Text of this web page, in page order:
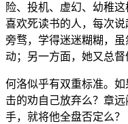
险、投机、虚幻、幼稚
喜欢死读书的人，每次
旁骛，学得迷迷糊糊，
动；另一方面，她又总督
何洛似乎有双重标准。
击的劝自己放弃么？章
手，就将他全盘否定么？